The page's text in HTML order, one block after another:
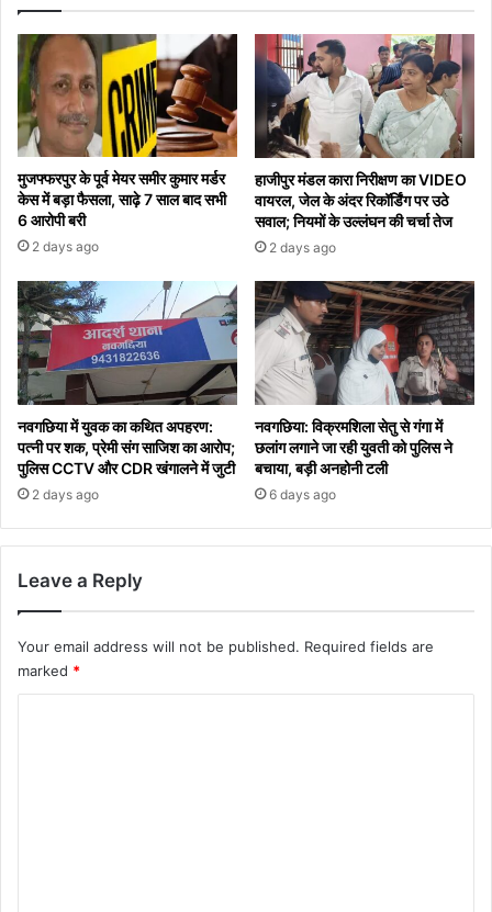
इन
कागजातों
की
होगी
जरूरत
मुजफ्फरपुर के पूर्व मेयर समीर कुमार मर्डर
केस में बड़ा फैसला, साढ़े 7 साल बाद सभी
6 आरोपी बरी
2 days ago
हाजीपुर मंडल कारा निरीक्षण का VIDEO
वायरल, जेल के अंदर रिकॉर्डिंग पर उठे
सवाल; नियमों के उल्लंघन की चर्चा तेज
2 days ago
नवगछिया में युवक का कथित अपहरण:
पत्नी पर शक, प्रेमी संग साजिश का आरोप;
पुलिस CCTV और CDR खंगालने में जुटी
2 days ago
नवगछिया: विक्रमशिला सेतु से गंगा में
छलांग लगाने जा रही युवती को पुलिस ने
बचाया, बड़ी अनहोनी टली
6 days ago
Leave a Reply
Your email address will not be published. Required fields are
marked *